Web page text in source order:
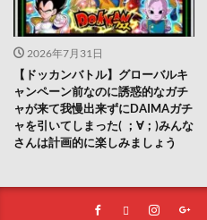
2026年7月31日
【ドッカンバトル】グローバルキ
ャンペーン前なのに誘惑的なガチ
ャが来て我慢出来ずにDAIMAガチ
ャを引いてしまった(⁠ ⁠；⁠∀⁠；⁠)みんな
さんは計画的に楽しみましょう